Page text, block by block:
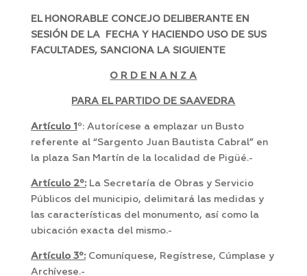
EL HONORABLE CONCEJO DELIBERANTE EN
SESIÓN DE LA FECHA Y HACIENDO USO DE SUS
FACULTADES, SANCIONA LA SIGUIENTE
O R D E N A N Z A
PARA EL PARTIDO DE SAAVEDRA
Artículo 1 º: Autorícese a emplazar un Busto
referente al “Sargento Juan Bautista Cabral” en
la plaza San Martín de la localidad de Pigüé.-
Artículo 2º:La Secretaría de Obras y Servicio
Públicos del municipio, delimitará las medidas y
las características del monumento, así como la
ubicación exacta del mismo.-
Artículo 3º:Comuníquese, Regístrese, Cúmplase y
Archívese.-